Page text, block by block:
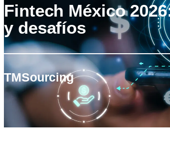
Fintech México
y desafíos
TMSourcing